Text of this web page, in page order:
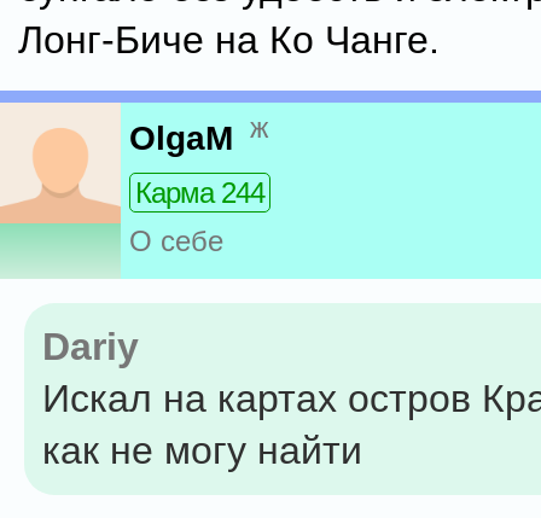
Лонг-Биче на Ко Чанге.
OlgaM ж
Карма 244
О себе
Dariy
Искал на картах остров
как не могу найти